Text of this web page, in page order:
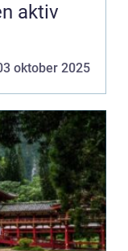
aktiv
oktober 2025